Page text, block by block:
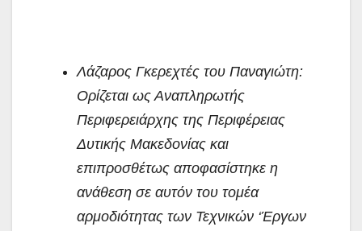
Λάζαρος Γκερεχτές του Παναγιώτη:
Ορίζεται ως Αναπληρωτής
Περιφερειάρχης της Περιφέρειας
Δυτικής Μακεδονίας και
επιπροσθέτως αποφασίστηκε η
ανάθεση σε αυτόν του τομέα
αρμοδιότητας των Τεχνικών ‘Έργων